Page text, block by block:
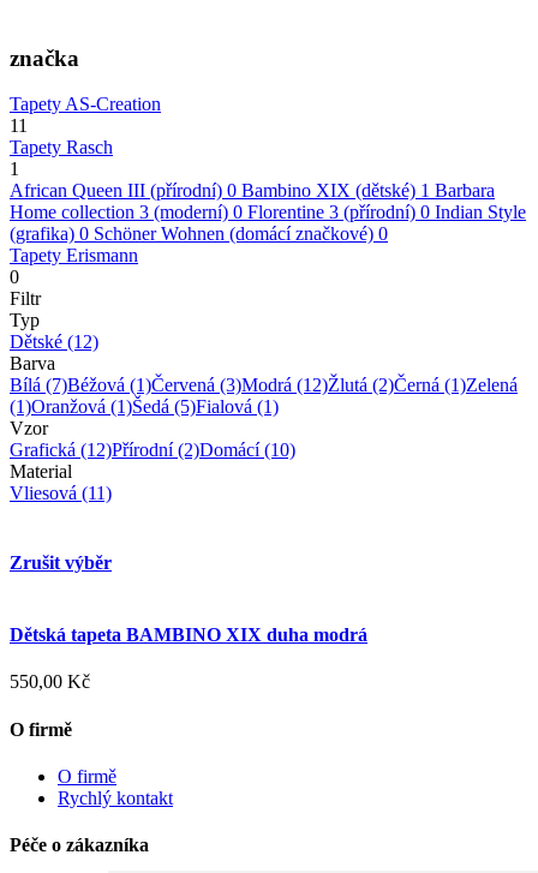
značka
Tapety AS-Creation
11
Tapety Rasch
1
African Queen III (přírodní) 0 Bambino XIX (dětské) 1 Barbara
Home collection 3 (moderní) 0 Florentine 3 (přírodní) 0 Indian Style
(grafika) 0 Schöner Wohnen (domácí značkové) 0
Tapety Erismann
0
Filtr
Typ
Dětské (12)
Barva
Bílá (7)Béžová (1)Červená (3)Modrá (12)Žlutá (2)Černá (1)Zelená
(1)Oranžová (1)Šedá (5)Fialová (1)
Vzor
Grafická (12)Přírodní(2)Domácí(10)
Material
Vliesová (11)
Zrušit výběr
Dětská tapeta BAMBINO XIX duha modrá
550,00 Kč
O firmě
O firmě
Rychlý kontakt
Péče o zákazníka